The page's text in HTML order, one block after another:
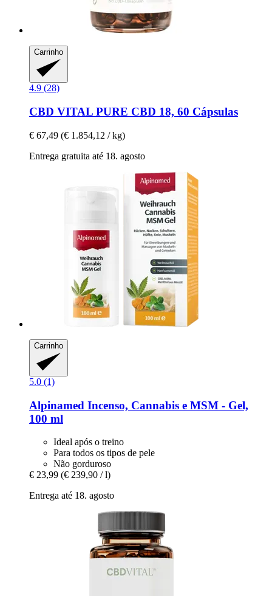
Carrinho
4.9 (28)
CBD VITAL PURE CBD 18, 60 Cápsulas
€ 67,49 (€ 1.854,12 / kg)
Entrega gratuita até 18. agosto
Carrinho
5.0 (1)
Alpinamed Incenso, Cannabis e MSM -​ Gel,
100 ml
Ideal após o treino
Para todos os tipos de pele
Não gorduroso
€ 23,99 (€ 239,90 / l)
Entrega até 18. agosto